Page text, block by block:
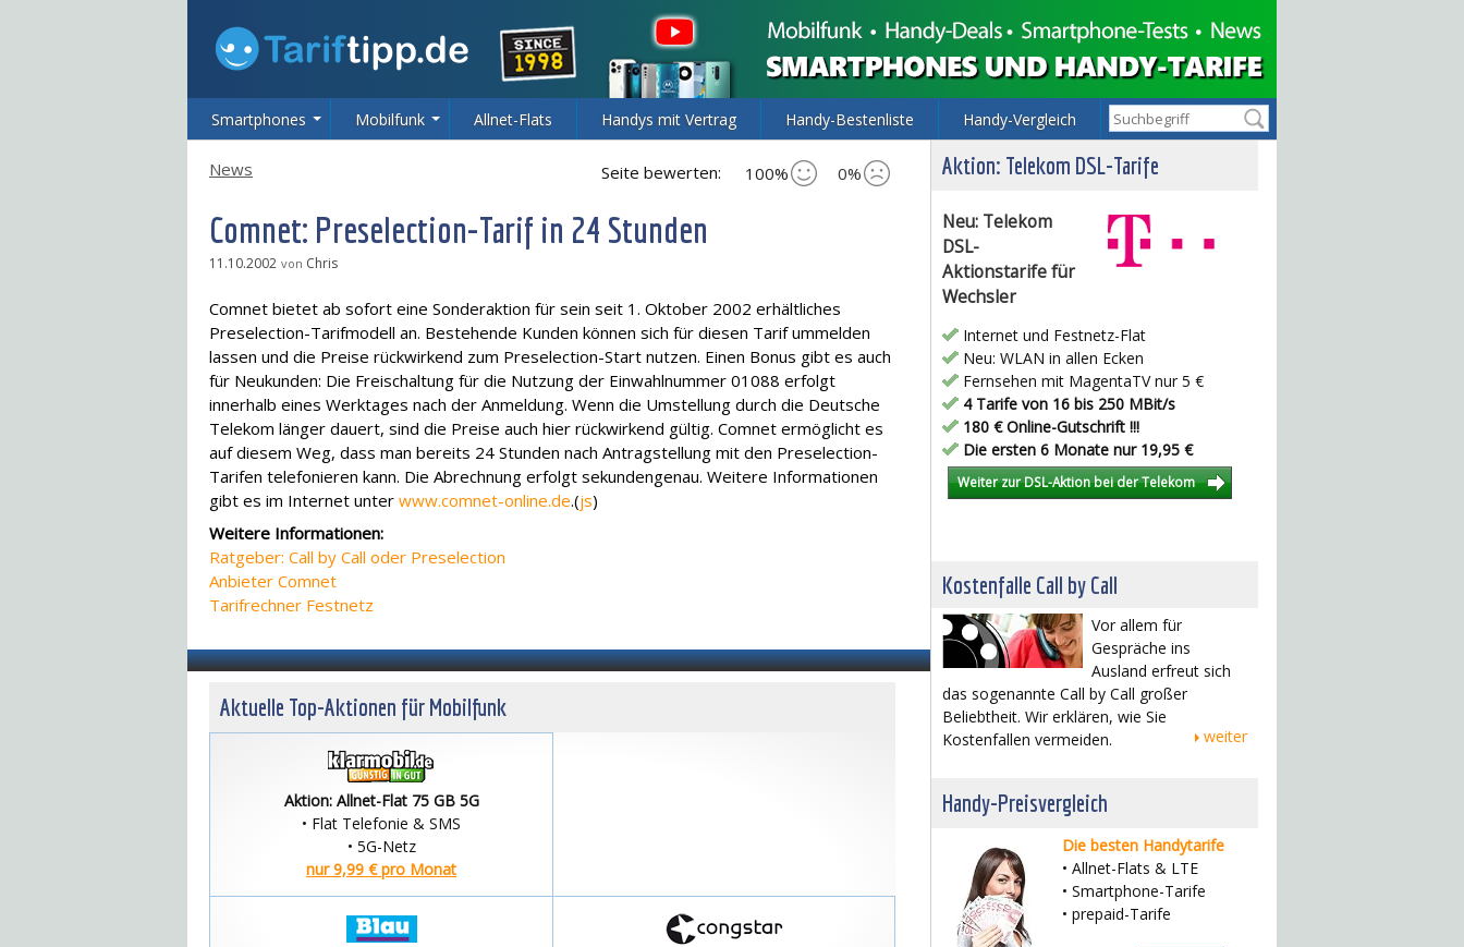
Smartphones Mobilfunk Allnet-Flats Handys mit Vertrag Handy-Bestenliste Handy-Vergleich
Seite bewerten: 100% 0%
News
Comnet: Preselection-Tarif in 24 Stunden
11.10.2002 von Chris
Comnet bietet ab sofort eine Sonderaktion für sein seit 1. Oktober 2002 erhältliches
Preselection-Tarifmodell an. Bestehende Kunden können sich für diesen Tarif ummelden
lassen und die Preise rückwirkend zum Preselection-Start nutzen. Einen Bonus gibt es auch
für Neukunden: Die Freischaltung für die Nutzung der Einwahlnummer 01088 erfolgt
innerhalb eines Werktages nach der Anmeldung. Wenn die Umstellung durch die Deutsche
Telekom länger dauert, sind die Preise auch hier rückwirkend gültig. Comnet ermöglicht es
auf diesem Weg, dass man bereits 24 Stunden nach Antragstellung mit den Preselection-
Tarifen telefonieren kann. Die Abrechnung erfolgt sekundengenau. Weitere Informationen
gibt es im Internet unter www.comnet-online.de.(js)
Weitere Informationen:
Ratgeber: Call by Call oder Preselection
Anbieter Comnet
Tarifrechner Festnetz
Aktuelle Top-Aktionen für Mobilfunk
Aktion: Allnet-Flat 75 GB 5G
• Flat Telefonie & SMS
• 5G-Netz
nur 9,99 € pro Monat
Aktion: Telekom DSL-Tarife
Neu: Telekom
DSL-
Aktionstarife für
Wechsler
Internet und Festnetz-Flat
Neu: WLAN in allen Ecken
Fernsehen mit MagentaTV nur 5 €
4 Tarife von 16 bis 250 MBit/s
180 € Online-Gutschrift !!!
Die ersten 6 Monate nur 19,95 €
Weiter zur DSL-Aktion bei der Telekom
Kostenfalle Call by Call
Vor allem für
Gespräche ins
Ausland erfreut sich
das sogenannte Call by Call großer
Beliebtheit. Wir erklären, wie Sie
Kostenfallen vermeiden.
weiter
Handy-Preisvergleich
Die besten Handytarife
• Allnet-Flats & LTE
• Smartphone-Tarife
• prepaid-Tarife